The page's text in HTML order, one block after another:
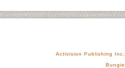
Activision Publishing Inc.
Bungie